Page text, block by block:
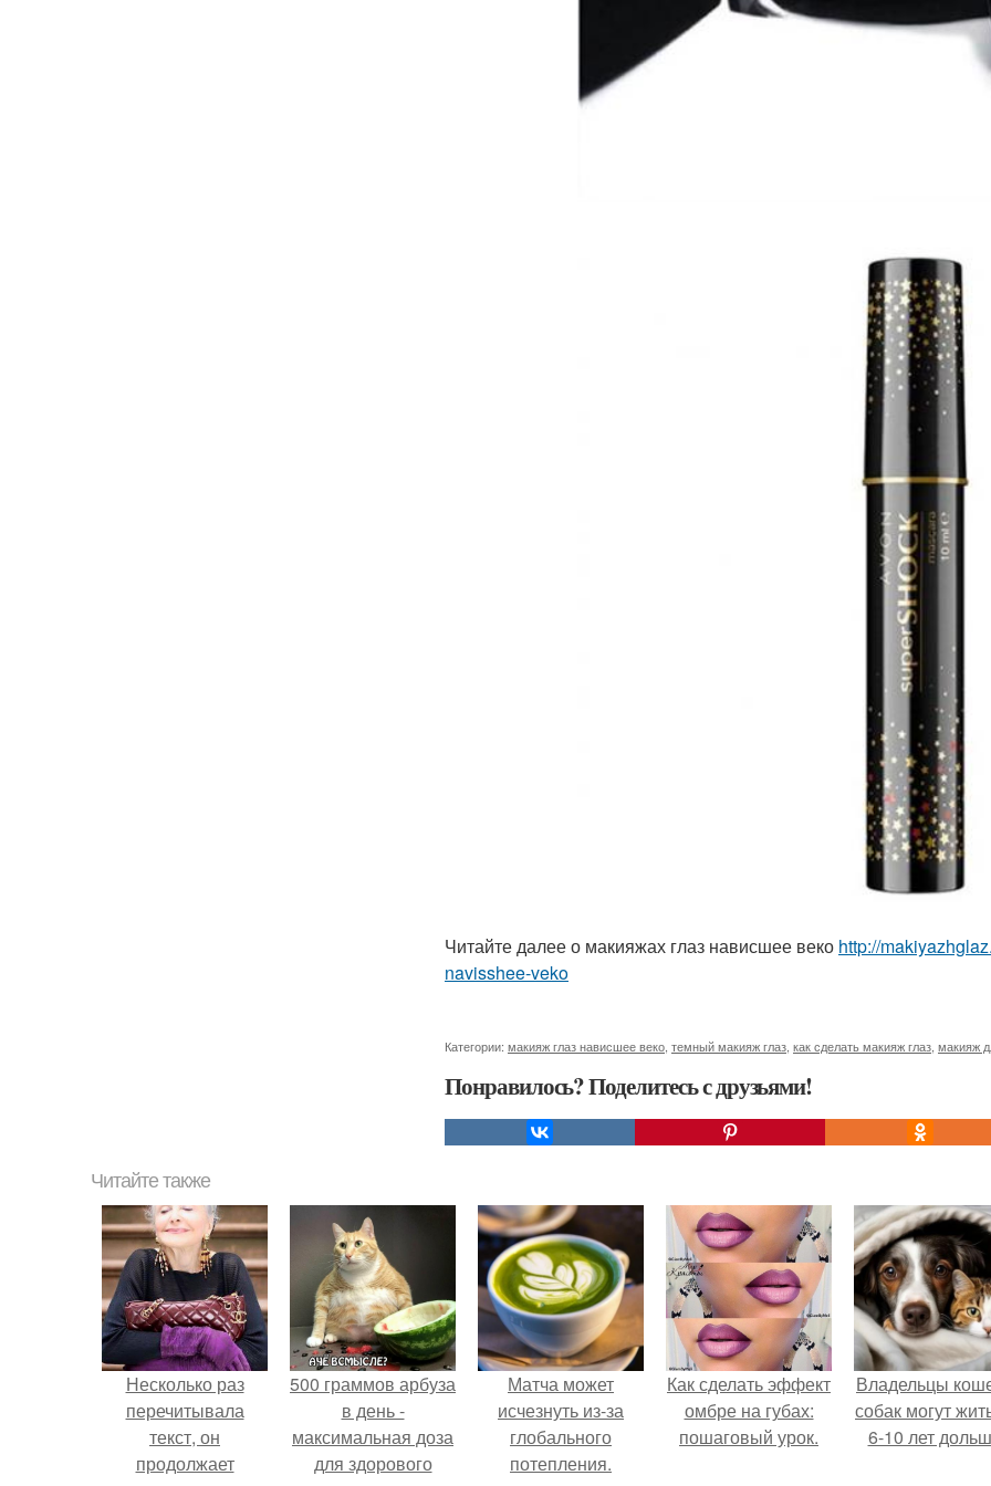
Читайте далее о макияжах глаз нависшее веко http://
navisshee-veko
Категории: макияж глаз нависшее веко темный макияж глаз как сделать макияж глаз макияж
Понравилось? Поделитесь с друзьями!
Читайте также
Несколько раз
перечитывала
текст, он
продолжает
500 граммов арбуза
в день -
максимальная доза
для здорового
Матча может
исчезнуть из-за
глобального
потепления.
Как сделать эффект
омбре на губах:
пошаговый урок.
Владельцы
собак могут
6-10 лет